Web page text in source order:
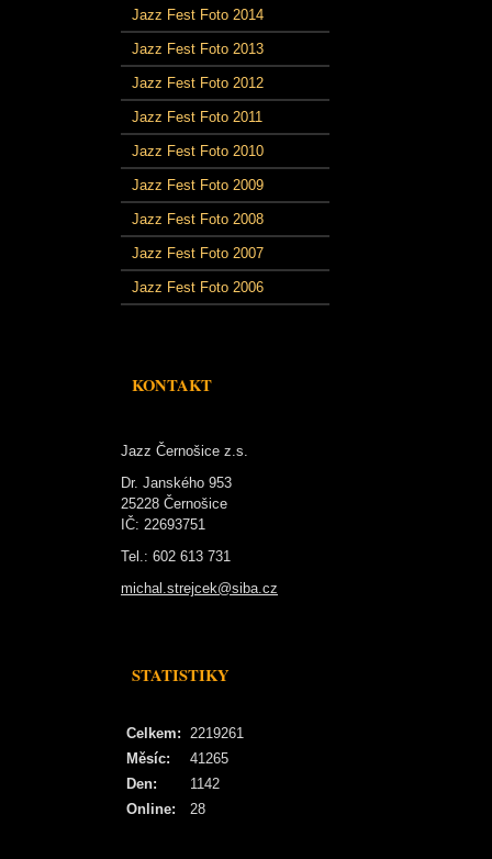
Jazz Fest Foto 2014
Jazz Fest Foto 2013
Jazz Fest Foto 2012
Jazz Fest Foto 2011
Jazz Fest Foto 2010
Jazz Fest Foto 2009
Jazz Fest Foto 2008
Jazz Fest Foto 2007
Jazz Fest Foto 2006
KONTAKT
Jazz Černošice z.s.
Dr. Janského 953
25228 Černošice
IČ: 22693751
Tel.: 602 613 731
michal.strejcek@siba.cz
STATISTIKY
Online: 28
Celkem: 2219261
Měsíc:
41265
Den:
1142